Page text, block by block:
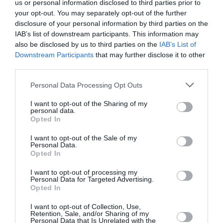
us or personal information disclosed to third parties prior to
your opt-out. You may separately opt-out of the further
disclosure of your personal information by third parties on the
IAB’s list of downstream participants. This information may
also be disclosed by us to third parties on the IAB’s List of
Downstream Participants that may further disclose it to other
Personal Data Processing Opt Outs
I want to opt-out of the Sharing of my
personal data.
Opted In
I want to opt-out of the Sale of my
Personal Data.
Opted In
I want to opt-out of processing my
Personal Data for Targeted Advertising.
Opted In
I want to opt-out of Collection, Use,
Retention, Sale, and/or Sharing of my
Personal Data that Is Unrelated with the
CINOBO ΒΡΑΒΕΙΑ ΟΣΚΑΡ
ΔΡΑΜΑΤΙΚΗ - ΚΟΙΝΩΝΙΚΗ
ΝΕΕΣ ΤΑΙΝΙΕΣ - ΤΑΙΝΙΕΣ ΤΗΣ ΕΒΔΟΜΑΔΑΣ
ΞΕΝΕΣ ΤΑΙΝΙΕΣ
Newsletter
Ακολουθήστε το Culturenow.gr